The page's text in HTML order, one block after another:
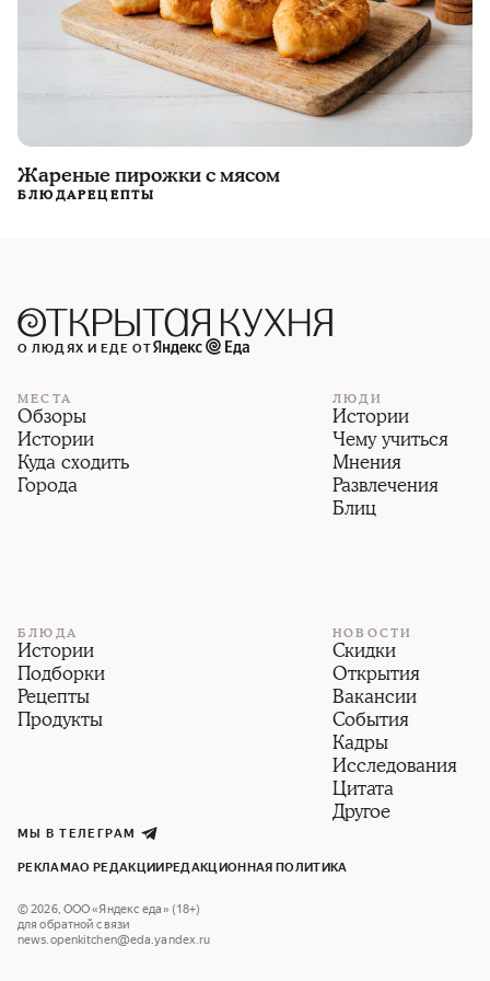
Жареные пирожки с мясом
БЛЮДАРЕЦЕПТЫ
О ЛЮДЯХ И ЕДЕ ОТ
МЕСТА
Обзоры
Истории
Куда сходить
Города
ЛЮДИ
Истории
Чему учиться
Мнения
Развлечения
Блиц
БЛЮДА
Истории
Подборки
Рецепты
Продукты
НОВОСТИ
Скидки
Открытия
Вакансии
События
Кадры
Исследования
Цитата
Другое
МЫ В ТЕЛЕГРАМ
РЕКЛАМАО РЕДАКЦИИ РЕДАКЦИОННАЯ ПОЛИТИКА
©2026, ООО «Яндекс еда» (18+)
для обратной связи
news.openkitchen@eda.yandex.ru